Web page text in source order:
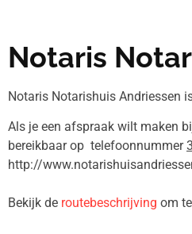
Notaris
Notaris Notarishuis Andriessen
Als je een afspraak wilt maken
bereikbaar op telefoonnummer
http://
Bekijk de routebeschrijving om